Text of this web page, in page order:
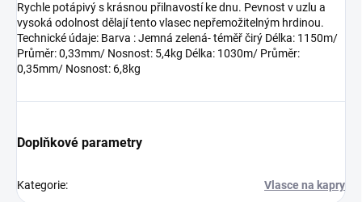
Rychle potápivý s krásnou přilnavostí ke dnu. Pevnost v uzlu a
vysoká odolnost dělají tento vlasec nepřemožitelným hrdinou.
Technické údaje: Barva : Jemná zelená- téměř čirý Délka: 1150m/
Průměr: 0,33mm/ Nosnost: 5,4kg Délka: 1030m/ Průměr:
0,35mm/ Nosnost: 6,8kg
Doplňkové parametry
Kategorie: Vlasce na kapry